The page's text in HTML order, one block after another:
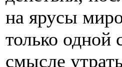
на ярусы
только
смысле